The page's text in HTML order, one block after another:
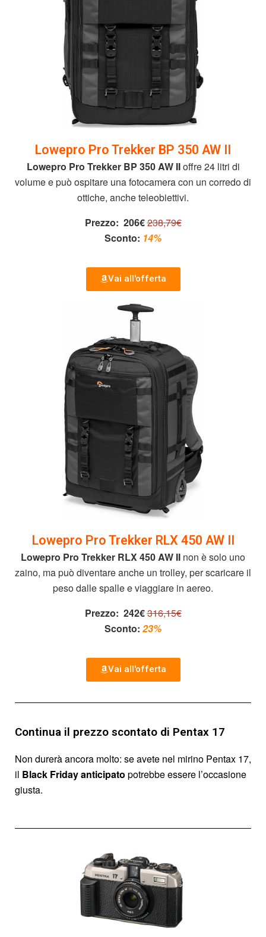
Lowepro Pro Trekker BP 350 AW II
Lowepro Pro Trekker BP 350 AW IIoffre 24 litri di
volume e può ospitare una fotocamera con un corredo di
ottiche, anche teleobiettivi.
Prezzo: 206€238,79€
Sconto: 14%
Vai all'offerta
Lowepro Pro Trekker RLX 450 AW II
Lowepro Pro Trekker RLX 450 AW II non è solo uno
zaino, ma può diventare anche un trolley, per scaricare il
peso dalle spalle e viaggiare in aereo.
Prezzo: 242€316,15€
Sconto: 23%
Vai all'offerta
Continua il prezzo scontato di Pentax 17
Non durerà ancora molto: se avete nel mirino Pentax 17,
il Black Friday anticipato potrebbe essere l’occasione
giusta.